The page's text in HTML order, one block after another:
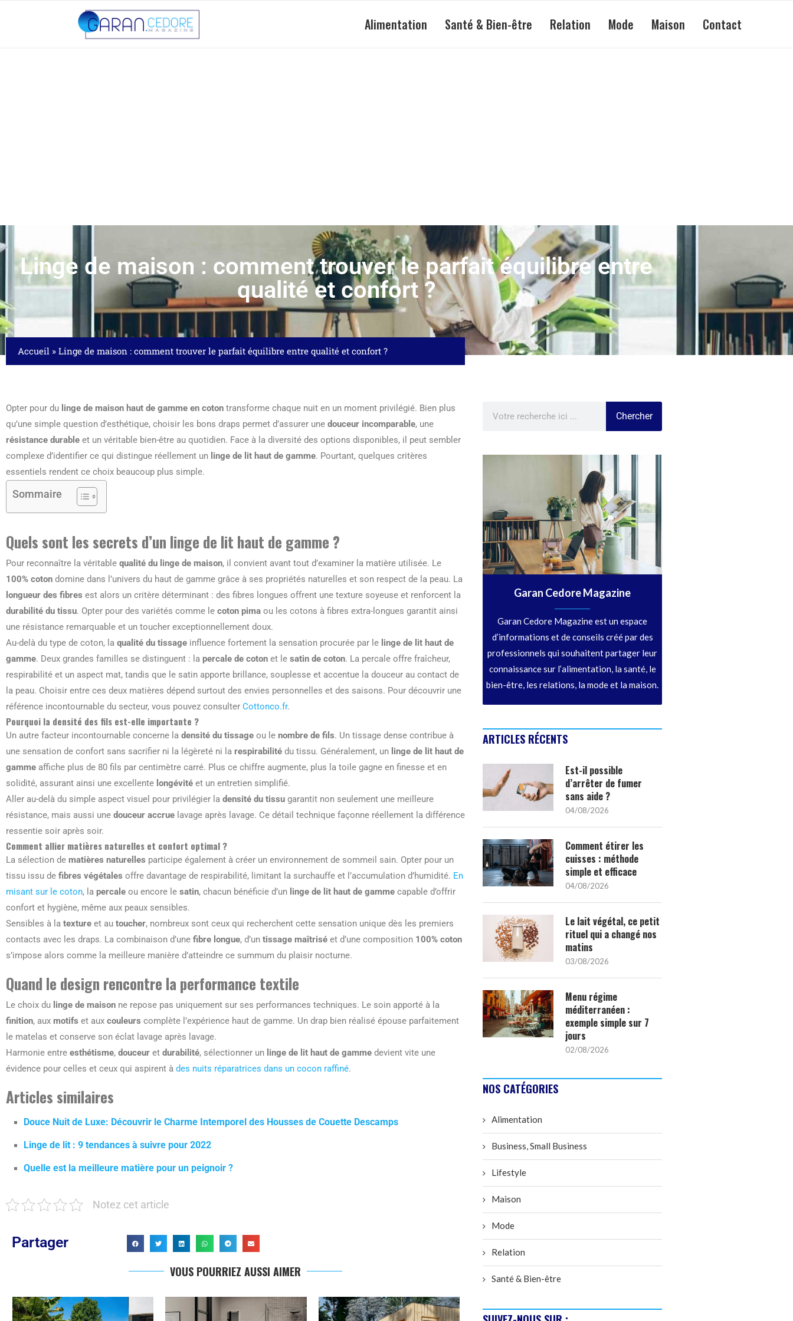
Alimentation Santé & Bien-être Relation Mode Maison Contact
Linge de maison : comment trouver le parfait équilibre entre
qualité et confort ?
Accueil » Linge de maison : comment trouver le parfait équilibre entre qualité et confort ?
Opter pour du linge de maison haut de gamme en coton transforme chaque nuit en un moment privilégié. Bien plus
qu’une simple question d’esthétique, choisir les bons draps permet d’assurer une douceur incomparable, une
résistance durable et un véritable bien-être au quotidien. Face à la diversité des options disponibles, il peut sembler
complexe d’identifier ce qui distingue réellement un linge de lit haut de gamme. Pourtant, quelques critères
essentiels rendent ce choix beaucoup plus simple.
Sommaire
Quels sont les secrets d’un linge de lit haut de gamme ?
Pour reconnaître la véritable qualité du linge de maison, il convient avant tout d’examiner la matière utilisée. Le
100% coton domine dans l’univers du haut de gamme grâce à ses propriétés naturelles et son respect de la peau. La
longueur des fibres est alors un critère déterminant : des fibres longues offrent une texture soyeuse et renforcent la
durabilité du tissu. Opter pour des variétés comme le coton pima ou les cotons à fibres extra-longues garantit ainsi
une résistance remarquable et un toucher exceptionnellement doux.
Au-delà du type de coton, la qualité du tissage influence fortement la sensation procurée par le linge de lit haut de
gamme. Deux grandes familles se distinguent : la percale de coton et le satin de coton. La percale offre fraîcheur,
respirabilité et un aspect mat, tandis que le satin apporte brillance, souplesse et accentue la douceur au contact de
la peau. Choisir entre ces deux matières dépend surtout des envies personnelles et des saisons. Pour découvrir une
référence incontournable du secteur, vous pouvez consulter Cottonco.fr.
Pourquoi la densité des fils est-elle importante ?
Un autre facteur incontournable concerne la densité du tissage ou le nombre de fils. Un tissage dense contribue à
une sensation de confort sans sacrifier ni la légèreté ni la respirabilité du tissu. Généralement, un linge de lit haut de
gamme affiche plus de 80 fils par centimètre carré. Plus ce chiffre augmente, plus la toile gagne en finesse et en
solidité, assurant ainsi une excellente longévité et un entretien simplifié.
Aller au-delà du simple aspect visuel pour privilégier la densité du tissu garantit non seulement une meilleure
résistance, mais aussi une douceur accrue lavage après lavage. Ce détail technique façonne réellement la différence
ressentie soir après soir.
Comment allier matières naturelles et confort optimal ?
La sélection de matières naturelles participe également à créer un environnement de sommeil sain. Opter pour un
tissu issu de fibres végétales offre davantage de respirabilité, limitant la surchauffe et l’accumulation d’humidité. En
misant sur le coton, la percale ou encore le satin, chacun bénéficie d’un linge de lit haut de gamme capable d’offrir
confort et hygiène, même aux peaux sensibles.
Sensibles à la texture et au toucher, nombreux sont ceux qui recherchent cette sensation unique dès les premiers
contacts avec les draps. La combinaison d’une fibre longue, d’un tissage maîtrisé et d’une composition 100% coton
s’impose alors comme la meilleure manière d’atteindre ce summum du plaisir nocturne.
Quand le design rencontre la performance textile
Le choix du linge de maison ne repose pas uniquement sur ses performances techniques. Le soin apporté à la
finition, aux motifs et aux couleurs complète l’expérience haut de gamme. Un drap bien réalisé épouse parfaitement
le matelas et conserve son éclat lavage après lavage.
Harmonie entre esthétisme, douceur et durabilité, sélectionner un linge de lit haut de gamme devient vite une
évidence pour celles et ceux qui aspirent à des nuits réparatrices dans un cocon raffiné.
Articles similaires
Douce Nuit de Luxe: Découvrir le Charme Intemporel des Housses de Couette Descamps
Linge de lit : 9 tendances à suivre pour 2022
Quelle est la meilleure matière pour un peignoir ?
Notez cet article
Partager
VOUS POURRIEZ AUSSI AIMER
Chercher
Garan Cedore Magazine
Garan Cedore Magazine est un espace
d’informations et de conseils créé par des
professionnels qui souhaitent partager leur
connaissance sur l’alimentation, la santé, le
bien-être, les relations, la mode et la maison.
ARTICLES RÉCENTS
Est-il possible
d’arrêter de fumer
sans aide ?
04/08/2026
Comment étirer les
cuisses : méthode
simple et efficace
04/08/2026
Le lait végétal, ce petit
rituel qui a changé nos
matins
03/08/2026
Menu régime
méditerranéen :
exemple simple sur 7
jours
02/08/2026
NOS CATÉGORIES
Alimentation
Business, Small Business
Lifestyle
Maison
Mode
Relation
Santé & Bien-être